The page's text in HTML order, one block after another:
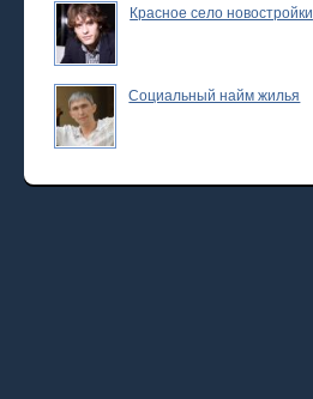
Красное село новостройки
Социальный найм жилья